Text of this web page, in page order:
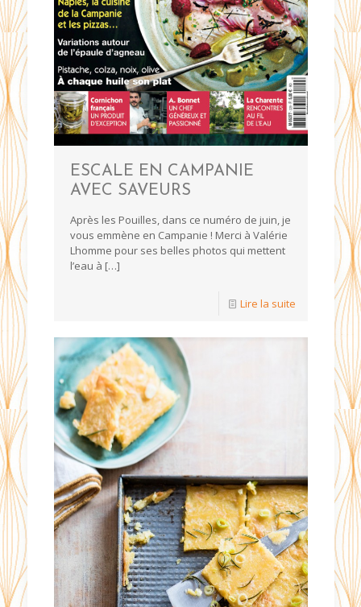
ESCALE EN CAMPANIE
AVEC SAVEURS
Après les Pouilles, dans ce numéro de juin, je
vous emmène en Campanie ! Merci à Valérie
Lhomme pour ses belles photos qui mettent
l’eau à […]
Lire la suite